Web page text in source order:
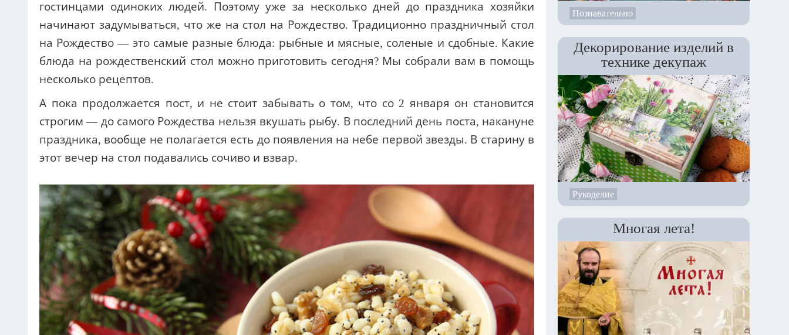
гостинцами одиноких людей.
Поэтому уже за несколько дней до праздника хозяйки
начинают задумываться, что же на стол на Рождество.Традиционно праздничный стол
на Рождество — это самые разные блюда: рыбные и мясные, соленые и сдобные. Какие
блюда на рождественский стол можно приготовить сегодня? Мы собрали вам в помощь
несколько рецептов.
А пока продолжается пост, и не стоит забывать о том, что со 2 января он становится
строгим — до самого Рождества нельзя вкушать рыбу. В последний день поста, накануне
праздника, вообще не полагается есть до появления на небе первой звезды. В старину в
этот вечер на стол подавались сочиво и взвар.
Познавательно
Декорирование изделий в
технике декупаж
Рукоделие
Многая лета!